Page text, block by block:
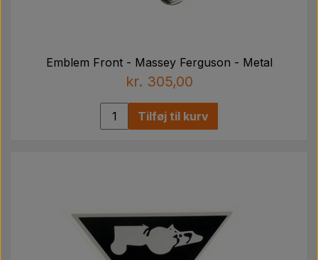
Emblem Front - Massey Ferguson - Metal
kr. 305,00
Tilføj til kurv